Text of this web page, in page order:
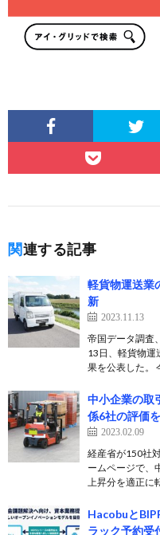
関連する記事
軽貨物運送業
新
2023.11.13
帝国データ調査
13日、軽貨物運
果を公表した。
中小企業の取
係6社の評価
2023.02.09
経産省が150社
ームページで、
上昇分を適正に
Hacobuと
ラック予約受